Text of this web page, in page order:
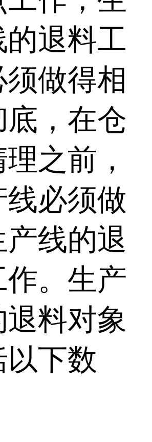
的退料工
做得相
底，在仓
之前，
线必须做
产线的退
作。生产
料对象
下数